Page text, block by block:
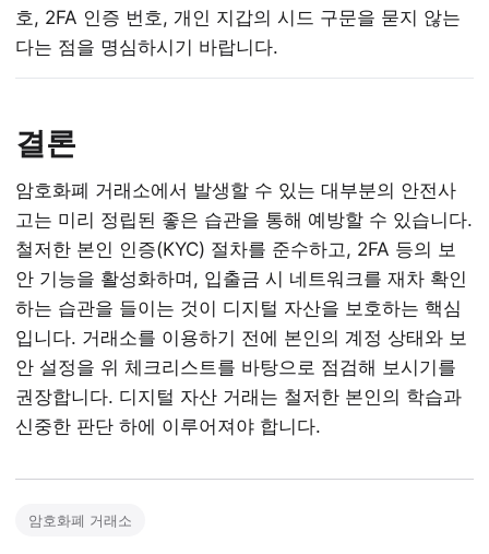
호, 2FA 인증 번호, 개인 지갑의 시드 구문을 묻지 않는
다는 점을 명심하시기 바랍니다.
결론
암호화폐 거래소에서 발생할 수 있는 대부분의 안전사
고는 미리 정립된 좋은 습관을 통해 예방할 수 있습니다.
철저한 본인 인증(KYC) 절차를 준수하고, 2FA 등의 보
안 기능을 활성화하며, 입출금 시 네트워크를 재차 확인
하는 습관을 들이는 것이 디지털 자산을 보호하는 핵심
입니다. 거래소를 이용하기 전에 본인의 계정 상태와 보
안 설정을 위 체크리스트를 바탕으로 점검해 보시기를
권장합니다. 디지털 자산 거래는 철저한 본인의 학습과
신중한 판단 하에 이루어져야 합니다.
암호화폐 거래소